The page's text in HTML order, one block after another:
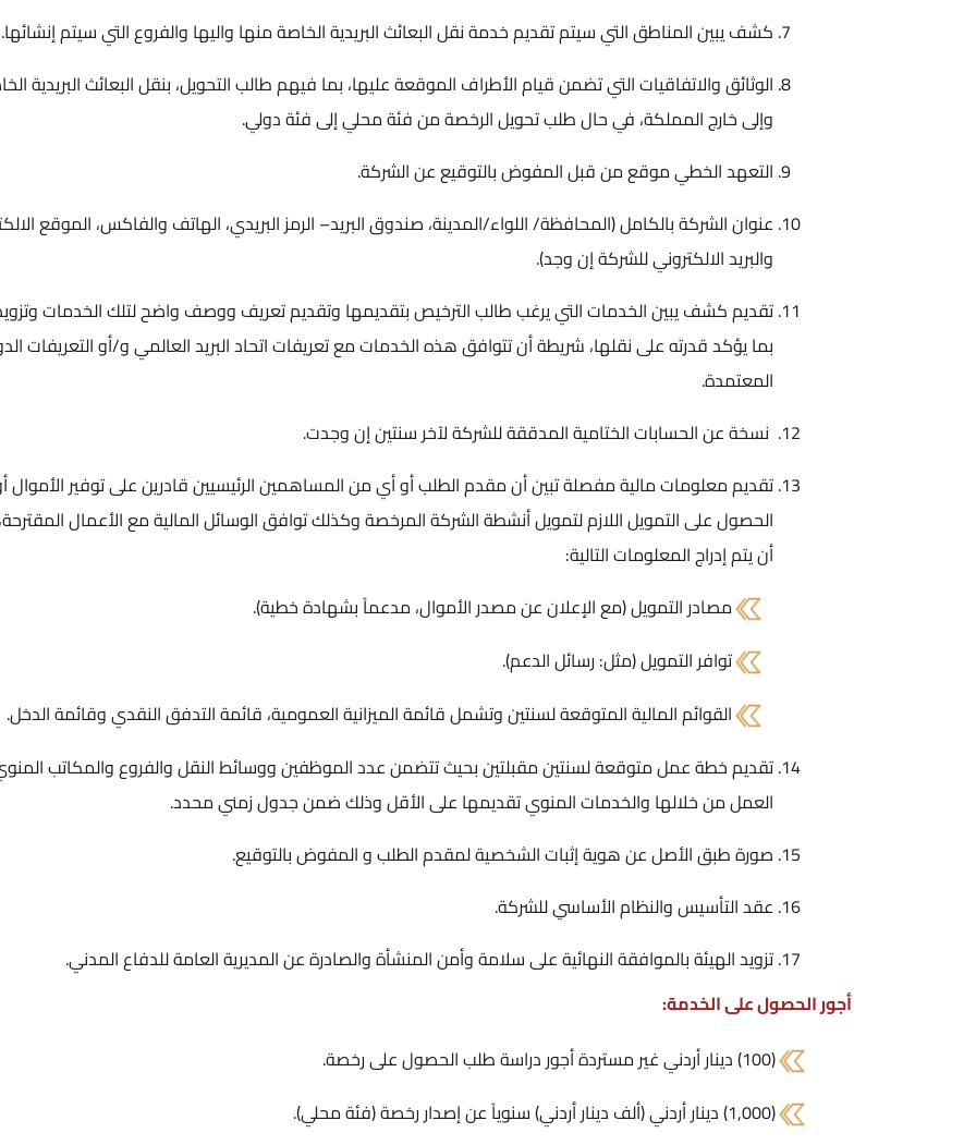
كشف يبين المناطق التي سيتم تقديم خدمة نقل البعائث البريدية الخاصة منها واليها والفروع التي سيتم إنشائها.
الوثائق والاتفاقيات التي تضمن قيام الأطراف الموقعة عليها، بما فيهم طالب التحويل، بنقل البعائث البريدية
وإلى خارج المملكة، في حال طلب تحويل الرخصة من فئة محلي إلى فئة دولي.
التعهد الخطي موقع من قبل المفوض بالتوقيع عن الشركة.
عنوان الشركة بالكامل (المحافظة/ اللواء/المدينة، صندوق البريد– الرمز البريدي، الهاتف والفاكس، الموقع
والبريد الالكتروني للشركة إن وجد).
تقديم كشف يبين الخدمات التي يرغب طالب الترخيص بتقديمها وتقديم تعريف ووصف واضح لتلك الخدمات
بما يؤكد قدرته على نقلها، شريطة أن تتوافق هذه الخدمات مع تعريفات اتحاد البريد العالمي و/أو التعريفات
المعتمدة.
نسخة عن الحسابات الختامية المدققة للشركة لآخر سنتين إن وجدت.
تقديم معلومات مالية مفصلة تبين أن مقدم الطلب أو أي من المساهمين الرئيسيين قادرين على توفير الأموال
الحصول على التمويل اللازم لتمويل أنشطة الشركة المرخصة وكذلك توافق الوسائل المالية مع الأعمال
أن يتم إدراج المعلومات التالية:
مصادر التمويل (مع الإعلان عن مصدر الأموال، مدعماً بشهادة خطية).
توافر التمويل (مثل: رسائل الدعم).
القوائم المالية المتوقعة لسنتين وتشمل قائمة الميزانية العمومية، قائمة التدفق النقدي وقائمة الدخل.
تقديم خطة عمل متوقعة لسنتين مقبلتين بحيث تتضمن عدد الموظفين ووسائط النقل والفروع والمكاتب
العمل من خلالها والخدمات المنوي تقديمها على الأقل وذلك ضمن جدول زمني محدد.
صورة طبق الأصل عن هوية إثبات الشخصية لمقدم الطلب و المفوض بالتوقيع.
عقد التأسيس والنظام الأساسي للشركة.
تزويد الهيئة بالموافقة النهائية على سلامة وأمن المنشأة والصادرة عن المديرية العامة للدفاع المدني.
أجور الحصول على الخدمة:
(100) دينار أردني غير مستردة أجور دراسة طلب الحصول على رخصة.
(1,000) دينار أردني (ألف دينار أردني) سنوياً عن إصدار رخصة (فئة محلي).